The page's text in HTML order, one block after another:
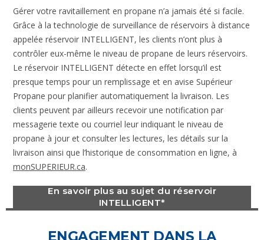
Gérer votre ravitaillement en propane n’a jamais été si facile.
Grâce à la technologie de surveillance de réservoirs à distance
appelée réservoir INTELLIGENT, les clients n’ont plus à
contrôler eux-même le niveau de propane de leurs réservoirs.
Le réservoir INTELLIGENT détecte en effet lorsqu’il est
presque temps pour un remplissage et en avise Supérieur
Propane pour planifier automatiquement la livraison. Les
clients peuvent par ailleurs recevoir une notification par
messagerie texte ou courriel leur indiquant le niveau de
propane à jour et consulter les lectures, les détails sur la
livraison ainsi que l’historique de consommation en ligne, à
monSUPERIEUR.ca.
En savoir plus au sujet du réservoir
INTELLIGENT*
ENGAGEMENT DANS LA